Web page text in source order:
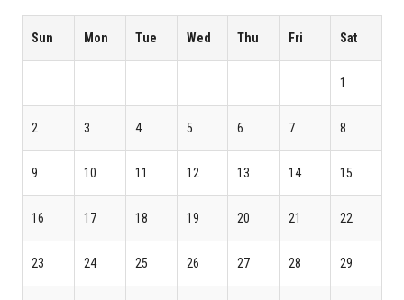
Sun Mon Tue Wed Thu Fri Sat
1
2 3 4 5 6 7 8
9 10 11 12 13 14 15
16 17 18 19 20 21 22
23 24 25 26 27 28 29